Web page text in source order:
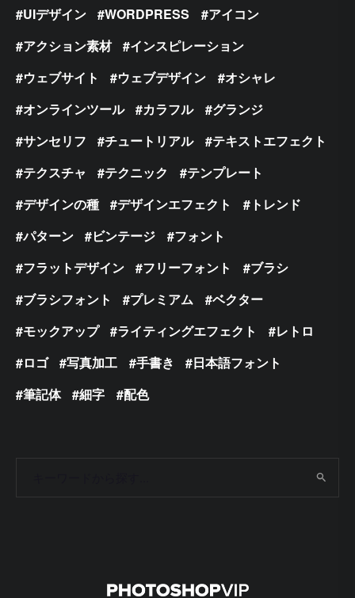
UIデザイン
WORDPRESS
アイコン
アクション素材
インスピレーション
ウェブサイト
ウェブデザイン
オシャレ
オンラインツール
カラフル
グランジ
サンセリフ
チュートリアル
テキストエフェクト
テクスチャ
テクニック
テンプレート
デザインの種
デザインエフェクト
トレンド
パターン
ビンテージ
フォント
フラットデザイン
フリーフォント
ブラシ
ブラシフォント
プレミアム
ベクター
モックアップ
ライティングエフェクト
レトロ
ロゴ
写真加工 手書き
日本語フォント
筆記体
細字 配色